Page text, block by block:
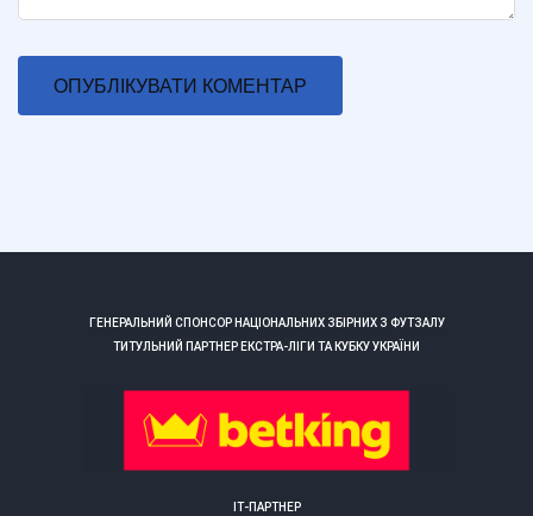
ГЕНЕРАЛЬНИЙ СПОНСОР НАЦІОНАЛЬНИХ ЗБІРНИХ З ФУТЗАЛУ
ТИТУЛЬНИЙ ПАРТНЕР ЕКСТРА-ЛІГИ ТА КУБКУ УКРАЇНИ
ІТ-ПАРТНЕР